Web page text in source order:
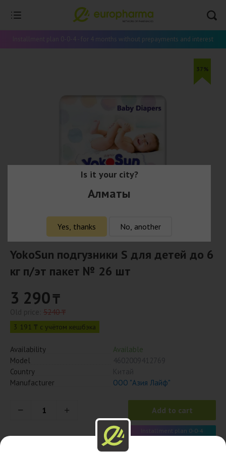
Installment plan 0-0-4 - for 4 months without prepayments and interest
37%
YokoSun подгузники S для детей до 6
кг п/эт пакет № 26 шт
3 290₸
5240 ₸
3 191 ₸ с учётом кешбэка
Availability
Available
Model
Country
Manufacturer
ООО "Азия Лайф"
Add to cart
Installment plan 0-0-4
Is it your city?
Алматы
Yes, thanks No, another